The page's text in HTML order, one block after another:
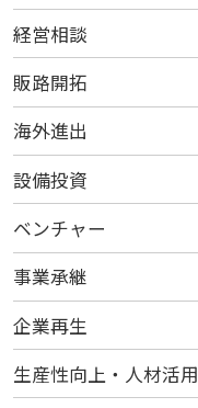
経営相談
販路開拓
海外進出
設備投資
ベンチャー
事業承継
企業再生
生産性向上・人材活用